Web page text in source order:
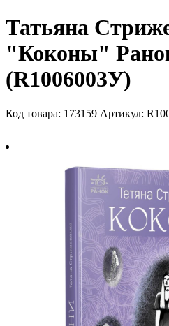
Татьяна
"Коконы"
(R1006003У)
Код товара: 173159 Артикул: